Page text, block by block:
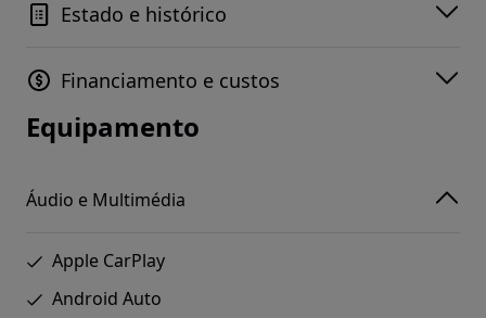
Estado e histórico
Financiamento e custos
Equipamento
Áudio e Multimédia
Apple CarPlay
Android Auto